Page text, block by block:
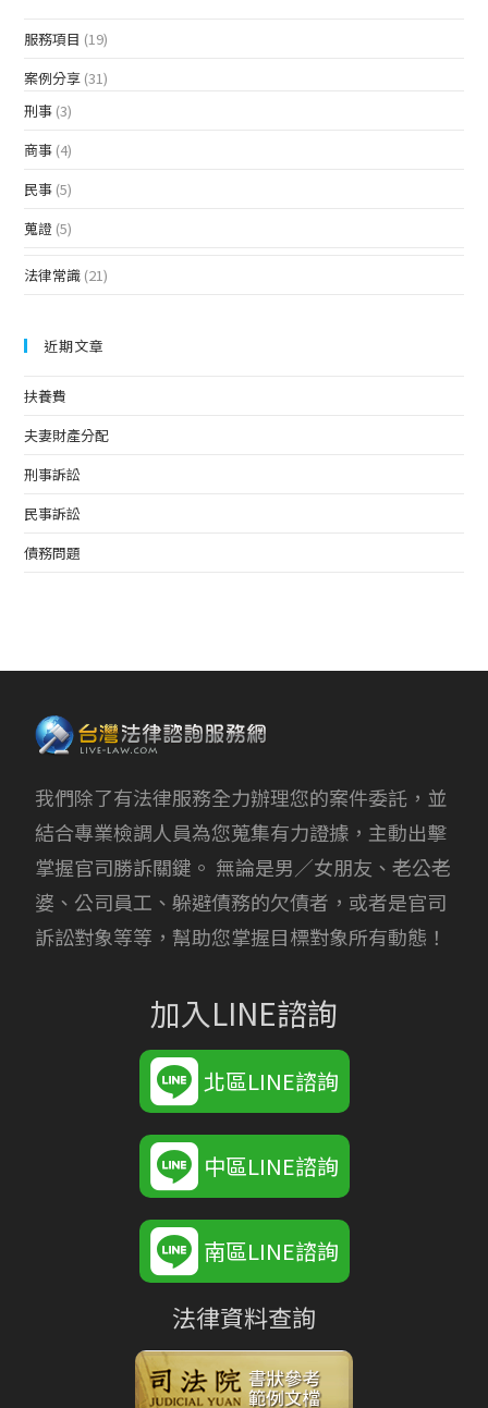
服務項目 (19)
案例分享 (31)
刑事 (3)
商事 (4)
民事 (5)
蒐證 (5)
法律常識 (21)
近期文章
扶養費
夫妻財產分配
刑事訴訟
民事訴訟
債務問題
我們除了有法律服務全力辦理您的案件委託，並
結合專業檢調人員為您蒐集有力證據，主動出擊
掌握官司勝訴關鍵。 無論是男／女朋友、老公老
婆、公司員工、躲避債務的欠債者，或者是官司
訴訟對象等等，幫助您掌握目標對象所有動態！
加入LINE諮詢
北區LINE諮詢
中區LINE諮詢
南區LINE諮詢
法律資料查詢